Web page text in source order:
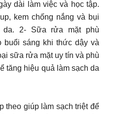
dài làm việc và học tập.
kem chống nắng và bụi
da. 2- Sữa rửa mặt phù
buổi sáng khi thức dậy và
sữa rửa mặt uy tín và phù
tăng hiệu quả làm sạch da
theo giúp làm sạch triệt để